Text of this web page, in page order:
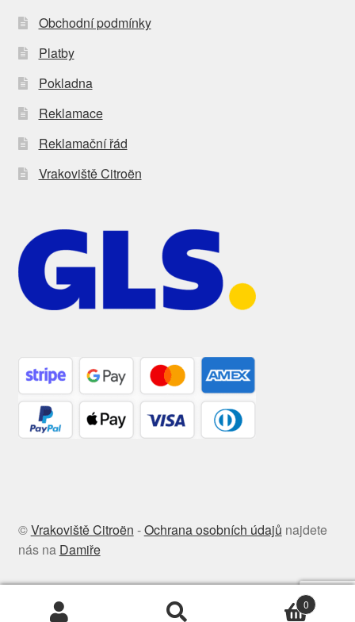
Obchodní podmínky
Platby
Pokladna
Reklamace
Reklamační řád
Vrakoviště Citroën
©Vrakoviště Citroën -Ochrana osobních údajů najdete
nás na Damiře
0